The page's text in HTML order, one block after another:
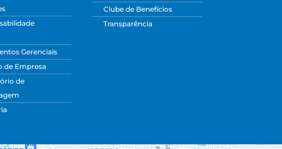
Gerenciais
de Empresa
de
Clube de Benefícios
Transparência